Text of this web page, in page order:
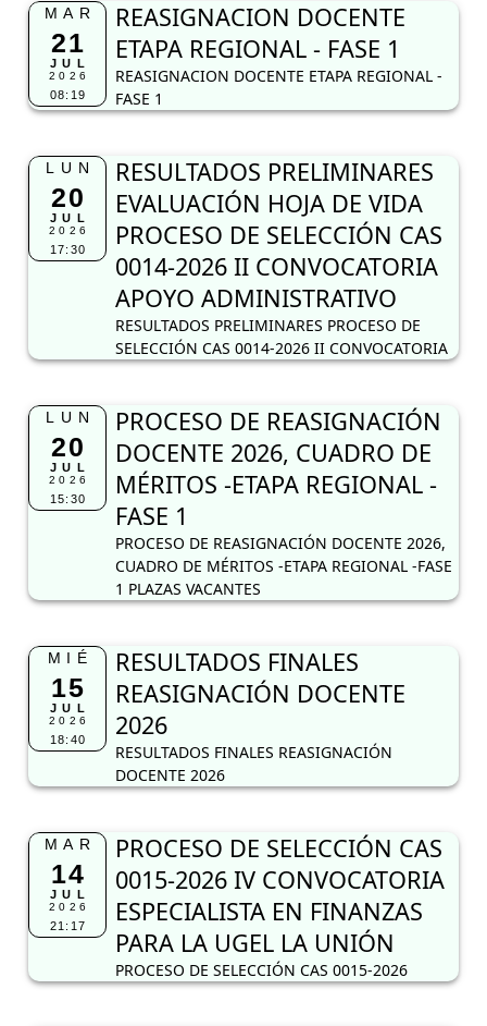
MAR
21
JUL
2026
08:19
REASIGNACION DOCENTE
ETAPA REGIONAL - FASE 1
REASIGNACION DOCENTE ETAPA REGIONAL -
FASE 1
LUN
20
JUL
2026
17:30
RESULTADOS PRELIMINARES
EVALUACIÓN HOJA DE VIDA
PROCESO DE SELECCIÓN CAS
0014-2026 II CONVOCATORIA
APOYO ADMINISTRATIVO
RESULTADOS PRELIMINARES PROCESO DE
SELECCIÓN CAS 0014-2026 II CONVOCATORIA
LUN
20
JUL
2026
15:30
PROCESO DE REASIGNACIÓN
DOCENTE 2026, CUADRO DE
MÉRITOS -ETAPA REGIONAL -
FASE 1
PROCESO DE REASIGNACIÓN DOCENTE 2026,
CUADRO DE MÉRITOS -ETAPA REGIONAL -FASE
1 PLAZAS VACANTES
MIÉ
15
JUL
2026
18:40
RESULTADOS FINALES
REASIGNACIÓN DOCENTE
2026
RESULTADOS FINALES REASIGNACIÓN
DOCENTE 2026
MAR
14
JUL
2026
21:17
PROCESO DE SELECCIÓN CAS
0015-2026 IV CONVOCATORIA
ESPECIALISTA EN FINANZAS
PARA LA UGEL LA UNIÓN
PROCESO DE SELECCIÓN CAS 0015-2026